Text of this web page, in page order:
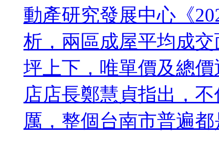
動產研究發展中心《
析，兩區成屋平均成
坪上下，唯單價及總
店店長鄭慧貞指出，
厲，整個台南市普遍